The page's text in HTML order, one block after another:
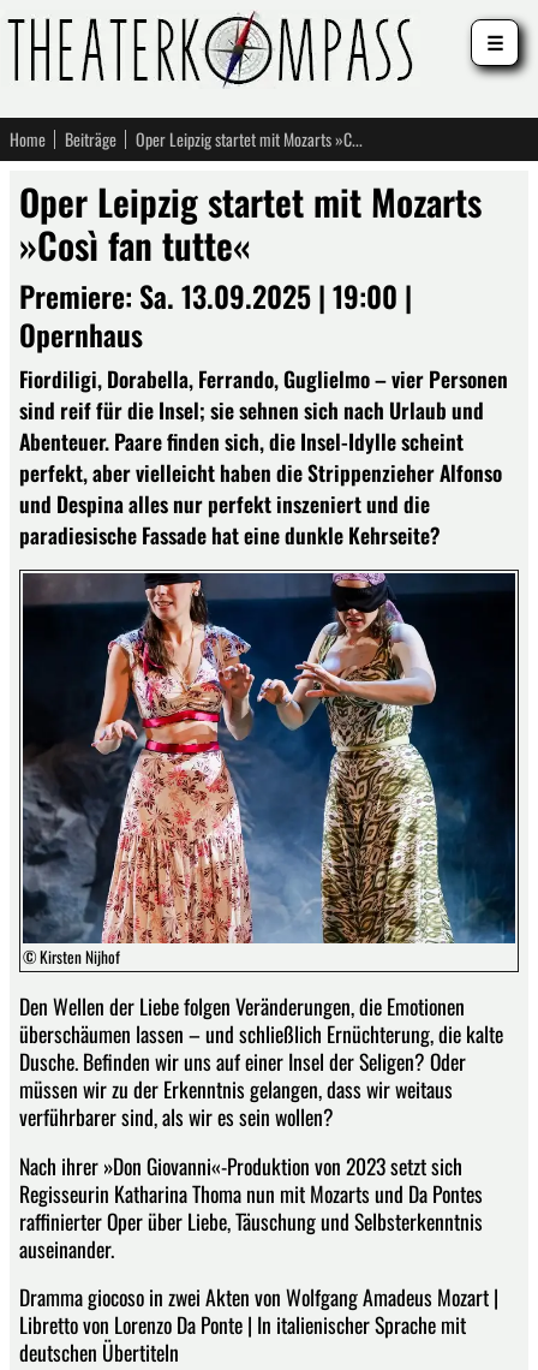
Home Beiträge Oper Leipzig startet mit Mozarts »Così fan tutte«
Oper Leipzig startet mit Mozarts
»Così fan tutte«
Premiere: Sa. 13.09.2025 | 19:00 |
Opernhaus
Fiordiligi, Dorabella, Ferrando, Guglielmo – vier Personen
sind reif für die Insel; sie sehnen sich nach Urlaub und
Abenteuer. Paare finden sich, die Insel-Idylle scheint
perfekt, aber vielleicht haben die Strippenzieher Alfonso
und Despina alles nur perfekt inszeniert und die
paradiesische Fassade hat eine dunkle Kehrseite?
© Kirsten Nijhof
Den Wellen der Liebe folgen Veränderungen, die Emotionen
überschäumen lassen – und schließlich Ernüchterung, die kalte
Dusche. Befinden wir uns auf einer Insel der Seligen? Oder
müssen wir zu der Erkenntnis gelangen, dass wir weitaus
verführbarer sind, als wir es sein wollen?
Nach ihrer »Don Giovanni«-Produktion von 2023 setzt sich
Regisseurin Katharina Thoma nun mit Mozarts und Da Pontes
raffinierter Oper über Liebe, Täuschung und Selbsterkenntnis
auseinander.
Dramma giocoso in zwei Akten von Wolfgang Amadeus Mozart |
Libretto von Lorenzo Da Ponte | In italienischer Sprache mit
deutschen Übertiteln
☰